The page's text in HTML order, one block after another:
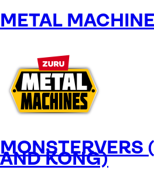
METAL
MONSTERVERS
AND KONG)